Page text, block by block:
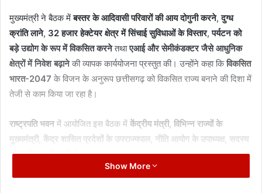
मुख्यमंत्री ने बैठक मेंबस्तर के आदिवासी परिवारों की आय दोगुनी करने,दुग्ध
क्रांति लाने, 32 हजार हेक्टेयर क्षेत्र में सिंचाई सुविधाओं के विस्तार,पर्यटन को
बड़े उद्योग के रूप में विकसित करनेतथाएआई और सेमीकंडक्टर जैसे आधुनिक
क्षेत्रों में निवेश बढ़ानेकी व्यापक कार्ययोजना प्रस्तुत की। उन्होंने कहा किविकसित
भारत-2047 के विजन के अनुरूप छत्तीसगढ़ को विकसित राज्य बनाने की दिशा में
तेजी से काम किया जा रहा है।
राष्ट्रपति भवन में आयोजित इस बैठक में केंद्रीय मंत्री, विभिन्न राज्यों के
मुख्यमंत्री, केंद्र शासित प्रदेशों के उपराज्यपाल, नीति आयोग के उपाध्यक्ष, सदस्य
और वरिष्ठ अधिकारीमौजूद रहे।
Show More